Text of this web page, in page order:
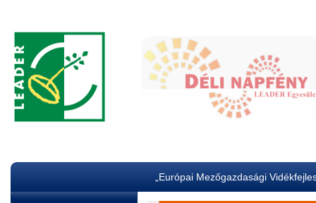
„Európai Mezőgazdasági